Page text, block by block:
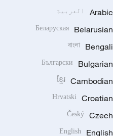
Arabic العربية
Belarusian
Беларуская
Bengali
বাংলা
Bulgarian
Български
Cambodian
ខ្មែរ
Croatian
Hrvatski
Czech
Český
English
English